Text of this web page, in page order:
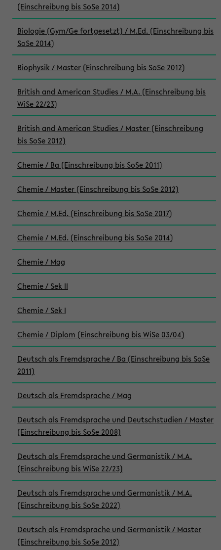
(Einschreibung bis SoSe 2014)
Biologie (Gym/Ge fortgesetzt) / M.Ed. (Einschreibung bis
SoSe 2014)
Biophysik / Master (Einschreibung bis SoSe 2012)
British and American Studies / M.A. (Einschreibung bis
WiSe 22/23)
British and American Studies / Master (Einschreibung
bis SoSe 2012)
Chemie / Ba (Einschreibung bis SoSe 2011)
Chemie / Master (Einschreibung bis SoSe 2012)
Chemie / M.Ed. (Einschreibung bis SoSe 2017)
Chemie / M.Ed. (Einschreibung bis SoSe 2014)
Chemie / Mag
Chemie / Sek II
Chemie / Sek I
Chemie / Diplom (Einschreibung bis WiSe 03/04)
Deutsch als Fremdsprache / Ba (Einschreibung bis SoSe
2011)
Deutsch als Fremdsprache / Mag
Deutsch als Fremdsprache und Deutschstudien / Master
(Einschreibung bis SoSe 2008)
Deutsch als Fremdsprache und Germanistik / M.A.
(Einschreibung bis WiSe 22/23)
Deutsch als Fremdsprache und Germanistik / M.A.
(Einschreibung bis SoSe 2022)
Deutsch als Fremdsprache und Germanistik / Master
(Einschreibung bis SoSe 2012)